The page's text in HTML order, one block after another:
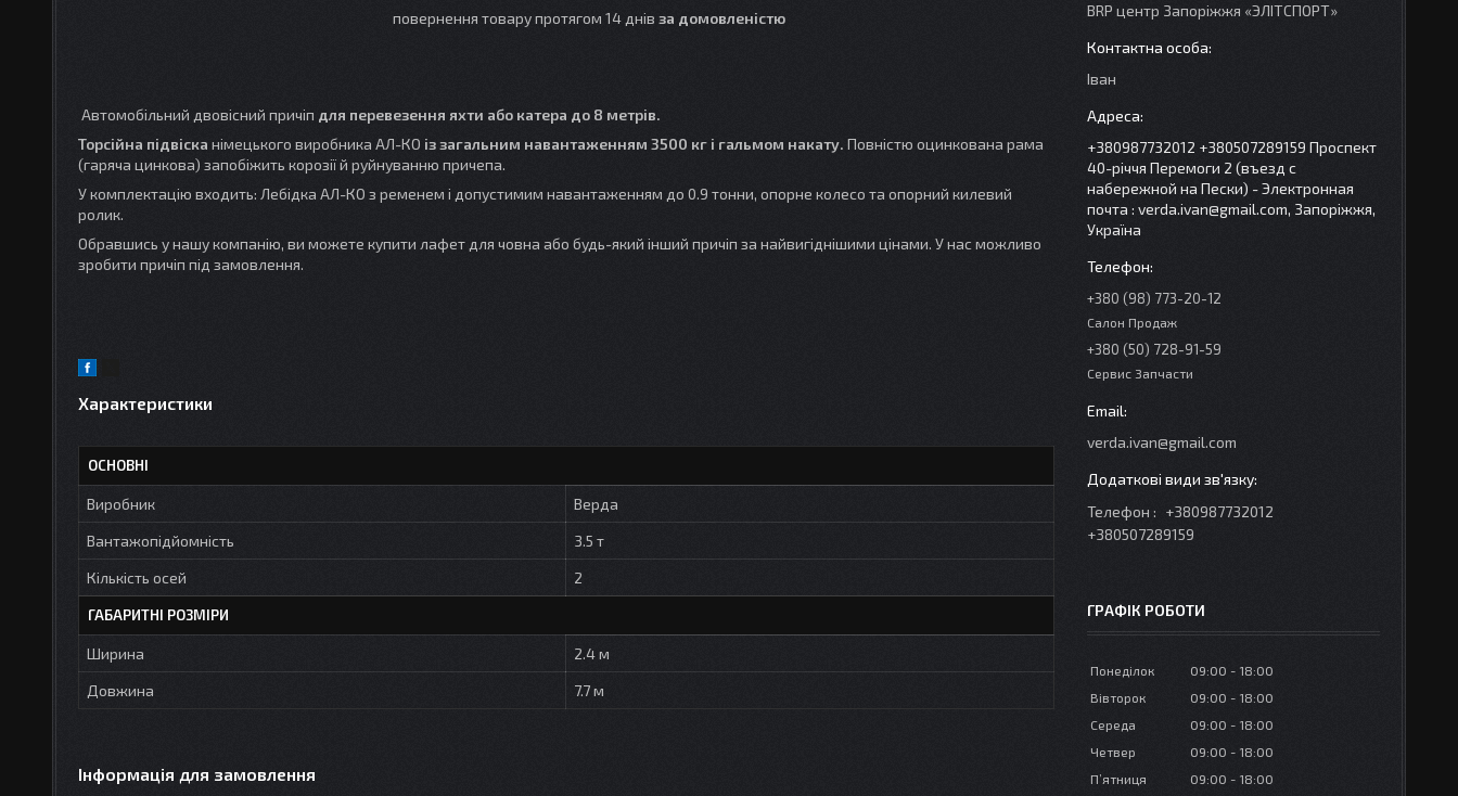
повернення товару протягом 14 днів за домовленістю
Автомобільний двовісний причіп для перевезення яхти або катера до 8 метрів.
Торсійна підвіска німецького виробника АЛ-КО із загальним навантаженням 3500 кг і гальмом накату. Повністю оцинкована рама
(гаряча цинкова) запобіжить корозії й руйнуванню причепа.
У комплектацію входить: Лебідка АЛ-КО з ременем і допустимим навантаженням до 0.9 тонни, опорне колесо та опорний килевий
ролик.
Обравшись у нашу компанію, ви можете купити лафет для човна або будь-який інший причіп за найвигіднішими цінами. У нас можливо
зробити причіп під замовлення.
Характеристики
ОСНОВНІ
Виробник
Верда
Вантажопідйомність
3.5 т
Кількість осей
2
ГАБАРИТНІ РОЗМІРИ
Ширина
2.4 м
Довжина
7.7 м
Інформація для замовлення
BRP центр Запорiжжя «ЭЛIТСПОРТ»
Іван
+380987732012 +380507289159 Проспект
40-рiччя Перемоги 2 (въезд с
набережной на Пески) - Электронная
почта : verda.ivan@gmail.com, Запоріжжя,
Україна
+380 (98) 773-20-12
Салон Продаж
+380 (50) 728-91-59
Сервис Запчасти
verda.ivan@gmail.com
Телефон
+380987732012
+380507289159
ГРАФІК РОБОТИ
Понеділок 09:00
18:00
Вівторок
09:00
18:00
Середа
09:00
18:00
Четвер
09:00
18:00
Пʼятниця
09:00 18:00